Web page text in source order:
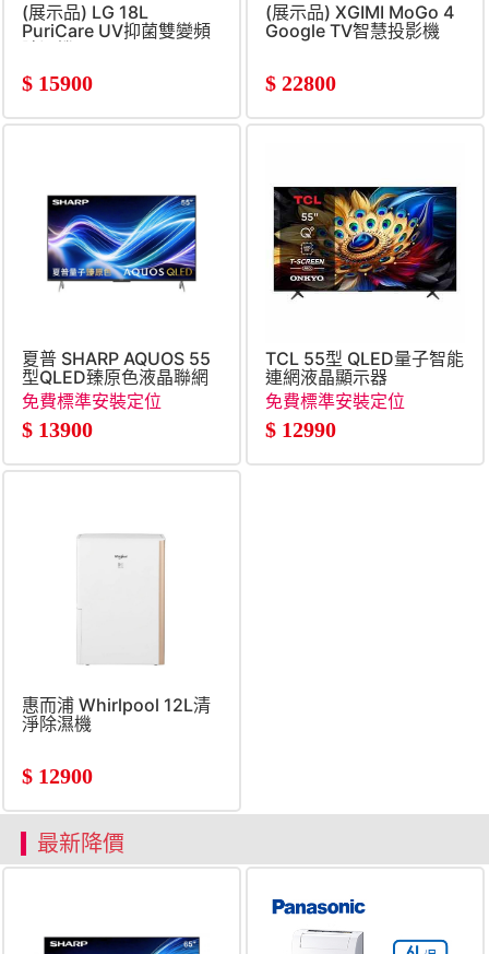
(展示品) LG 18L
PuriCare UV抑菌雙變頻
$ 15900
(展示品) XGIMI MoGo 4
Google TV智慧投影機
$ 22800
夏普 SHARP AQUOS 55
型QLED臻原色液晶聯網
顯示器
免費標準安裝定位
$ 13900
TCL 55型 QLED量子智能
連網液晶顯示器
免費標準安裝定位
$ 12990
惠而浦 Whirlpool 12L清
淨除濕機
$ 12900
最新降價